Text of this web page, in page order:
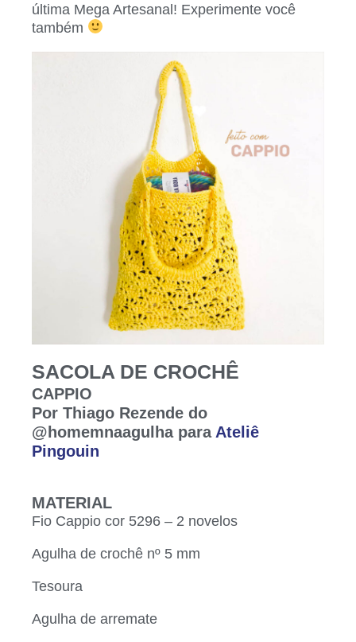
última Mega Artesanal! Experimente você
também
SACOLA DE CROCHÊ
CAPPIO
Por Thiago Rezende do
@homemnaagulha para Ateliê
Pingouin
MATERIAL
Fio Cappio cor 5296 – 2 novelos
Agulha de crochê nº 5 mm
Tesoura
Agulha de arremate